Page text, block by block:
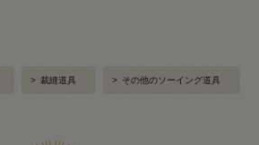
> 裁縫道具 > その他のソーイング道具